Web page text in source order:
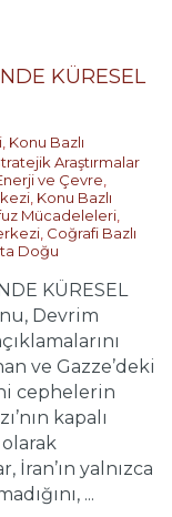
KÜRESEL
Konu Bazlı
Araştırmalar
ve Çevre
Konu Bazlı
Mücadeleleri
Coğrafi Bazlı
Doğu
KÜRESEL
Devrim
ve Gazze’deki
cephelerin
kapalı
İran’ın yalnızca
...